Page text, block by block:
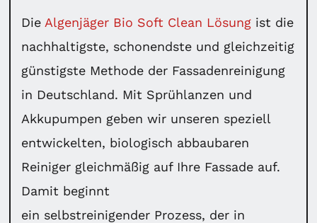
Die Algenjäger Bio Soft Clean Lösung ist die
nachhaltigste, schonendste und gleichzeitig
günstigste Methode der Fassadenreinigung
in Deutschland. Mit Sprühlanzen und
Akkupumpen geben wir unseren speziell
entwickelten, biologisch abbaubaren
Reiniger gleichmäßig auf Ihre Fassade auf.
Damit beginnt
ein selbstreinigender Prozess, der in